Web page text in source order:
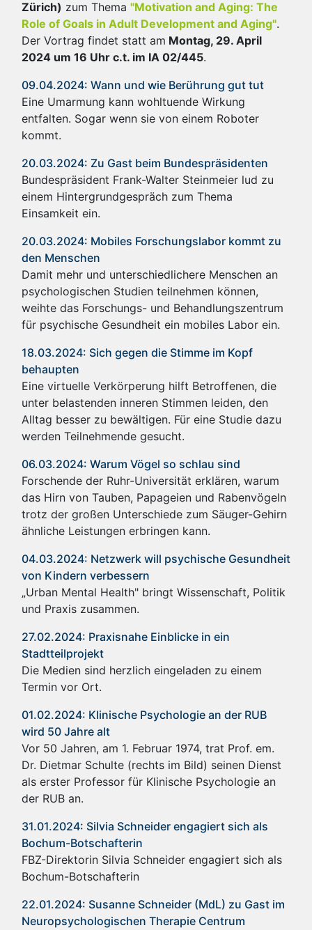
Zürich) zum Thema "Motivation and Aging: The
Role of Goals in Adult Development and Aging".
Der Vortrag findet statt am Montag, 29. April
2024 um 16 Uhr c.t. im IA 02/445.
09.04.2024: Wann und wie Berührung gut tut
Eine Umarmung kann wohltuende Wirkung
entfalten. Sogar wenn sie von einem Roboter
kommt.
20.03.2024: Zu Gast beim Bundespräsidenten
Bundespräsident Frank-Walter Steinmeier lud zu
einem Hintergrundgespräch zum Thema
Einsamkeit ein.
20.03.2024: Mobiles Forschungslabor kommt zu
den Menschen
Damit mehr und unterschiedlichere Menschen an
psychologischen Studien teilnehmen können,
weihte das Forschungs- und Behandlungszentrum
für psychische Gesundheit ein mobiles Labor ein.
18.03.2024: Sich gegen die Stimme im Kopf
behaupten
Eine virtuelle Verkörperung hilft Betroffenen, die
unter belastenden inneren Stimmen leiden, den
Alltag besser zu bewältigen. Für eine Studie dazu
werden Teilnehmende gesucht.
06.03.2024: Warum Vögel so schlau sind
Forschende der Ruhr-Universität erklären, warum
das Hirn von Tauben, Papageien und Rabenvögeln
trotz der großen Unterschiede zum Säuger-Gehirn
ähnliche Leistungen erbringen kann.
04.03.2024: Netzwerk will psychische Gesundheit
von Kindern verbessern
„Urban Mental Health" bringt Wissenschaft, Politik
und Praxis zusammen.
27.02.2024: Praxisnahe Einblicke in ein
Stadtteilprojekt
Die Medien sind herzlich eingeladen zu einem
Termin vor Ort.
01.02.2024: Klinische Psychologie an der RUB
wird 50 Jahre alt
Vor 50 Jahren, am 1. Februar 1974, trat Prof. em.
Dr. Dietmar Schulte (rechts im Bild) seinen Dienst
als erster Professor für Klinische Psychologie an
der RUB an.
31.01.2024: Silvia Schneider engagiert sich als
Bochum-Botschafterin
FBZ-Direktorin Silvia Schneider engagiert sich als
Bochum-Botschafterin
22.01.2024: Susanne Schneider (MdL) zu Gast im
Neuropsychologischen Therapie Centrum